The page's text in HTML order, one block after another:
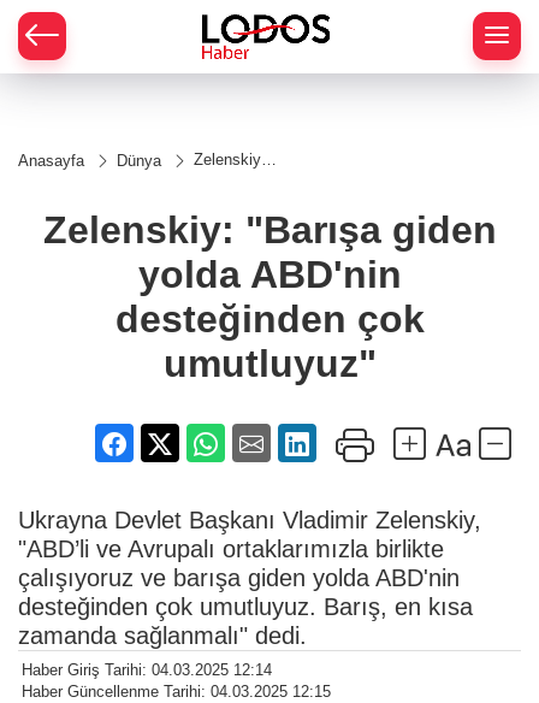
Anasayfa Dünya
Zelenskiy:
ABD'nin
desteğinden
çok
umutluyuz"
Zelenskiy: "Barışa giden
yolda ABD'nin
desteğinden çok
umutluyuz"
Ukrayna Devlet Başkanı Vladimir Zelenskiy,
"ABD’li ve Avrupalı ortaklarımızla birlikte
çalışıyoruz ve barışa giden yolda ABD'nin
desteğinden çok umutluyuz. Barış, en kısa
zamanda sağlanmalı" dedi.
Haber Giriş Tarihi: 04.03.2025 12:14
Haber Güncellenme Tarihi: 04.03.2025 12:15